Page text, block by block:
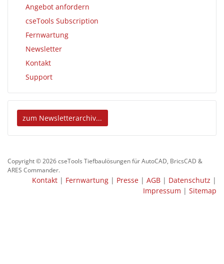
Angebot anfordern
cseTools Subscription
Fernwartung
Newsletter
Kontakt
Support
zum Newsletterarchiv...
Copyright © 2026 cseTools Tiefbaulösungen für AutoCAD, BricsCAD &
ARES Commander.
Kontakt | Fernwartung | Presse | AGB | Datenschutz |
Impressum | Sitemap